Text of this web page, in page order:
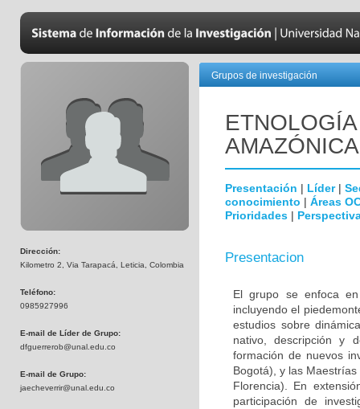
Dirección:
Kilometro 2, Via Tarapacá, Leticia, Colombia
Teléfono:
0985927996
E-mail de Líder de Grupo:
dfguerrerob@unal.edu.co
E-mail de Grupo:
jaecheverrir@unal.edu.co
Grupos de investigación
Presentación | Líder|
conocimiento | Áreas
Prioridades |
Presentacion
El grupo se enfoca
incluyendo el
estudios sobre
nativo, descripción y
formación de nuevos
Bogotá), y las
Florencia). En
participación de